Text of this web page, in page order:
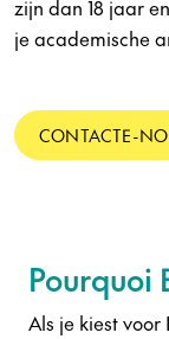
zijn dan 18 jaar
je academische
CONTACTE-
Pourquoi
Als je kiest